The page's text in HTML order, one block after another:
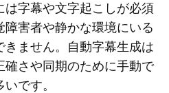
字幕や文字起こしが必須
害者や静かな環境にいる
ません。自動字幕生成は
確さや同期のために手動で
です。